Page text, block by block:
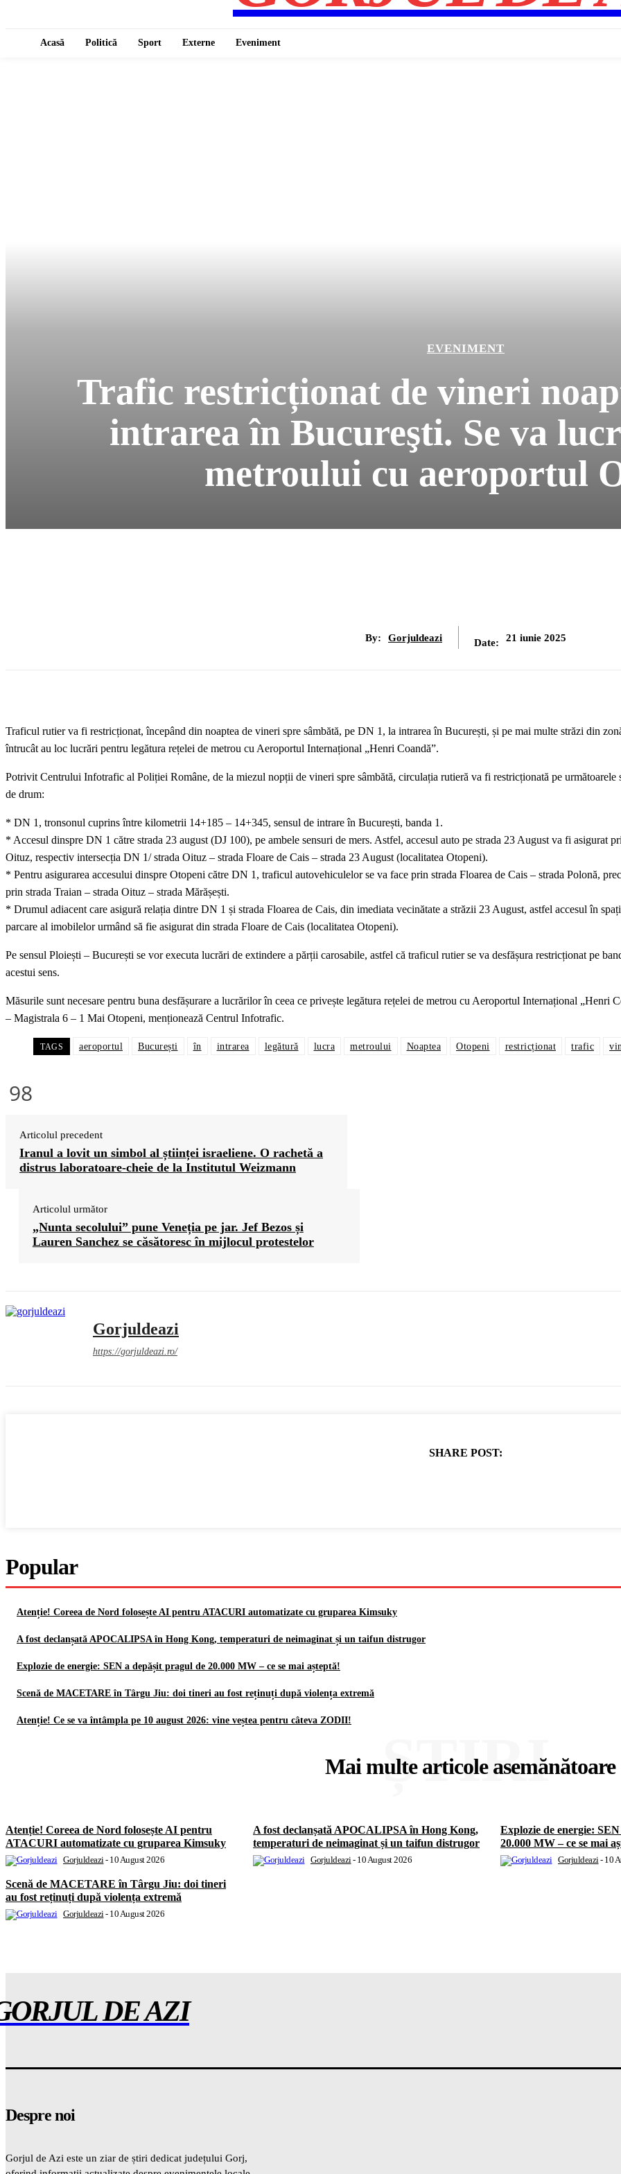
Acasă Politică Sport Externe Eveniment
EVENIMENT
Trafic restricționat de vineri
intrarea în Bucureşti. Se va
metroului cu aeroportul
By: Gorjuldeazi Date: 21 iunie 2025
Traficul rutier va fi restricționat, începând din noaptea de vineri spre sâmbătă, pe DN 1, la intrarea în București, și pe mai multe străzi din
întrucât au loc lucrări pentru legătura rețelei de metrou cu Aeroportul Internațional „Henri Coandă”.
Potrivit Centrului Infotrafic al Poliției Române, de la miezul nopții de vineri spre sâmbătă, circulația rutieră va fi restricționată pe următoarele
de drum:
* DN 1, tronsonul cuprins între kilometrii 14+185 – 14+345, sensul de intrare în București, banda 1.
* Accesul dinspre DN 1 către strada 23 august (DJ 100), pe ambele sensuri de mers. Astfel, accesul auto pe strada 23 August va fi asigurat
Oituz, respectiv intersecția DN 1/ strada Oituz – strada Floare de Cais – strada 23 August (localitatea Otopeni).
* Pentru asigurarea accesului dinspre Otopeni către DN 1, traficul autovehiculelor se va face prin strada Floarea de Cais – strada Polonă,
prin strada Traian – strada Oituz – strada Mărășești.
* Drumul adiacent care asigură relația dintre DN 1 și strada Floarea de Cais, din imediata vecinătate a străzii 23 August, astfel accesul în
parcare al imobilelor urmând să fie asigurat din strada Floare de Cais (localitatea Otopeni).
Pe sensul Ploiești – București se vor executa lucrări de extindere a părții carosabile, astfel că traficul rutier se va desfășura restricționat pe
acestui sens.
Măsurile sunt necesare pentru buna desfășurare a lucrărilor în ceea ce privește legătura rețelei de metrou cu Aeroportul Internațional „Henri
– Magistrala 6 – 1 Mai Otopeni, menționează Centrul Infotrafic.
TAGS aeroportul București în intrarea legătură lucra metroului Noaptea Otopeni restricționat trafic
98
Articolul precedent
Iranul a lovit un simbol al științei israeliene. O rachetă a
distrus laboratoare-cheie de la Institutul Weizmann
Articolul următor
„Nunta secolului” pune Veneția pe jar. Jef Bezos și
Lauren Sanchez se căsătoresc în mijlocul protestelor
Gorjuldeazi
https://gorjuldeazi.ro/
SHARE POST:
Popular
Atenție! Coreea de Nord folosește AI pentru ATACURI automatizate cu gruparea Kimsuky
A fost declanșată APOCALIPSA în Hong Kong, temperaturi de neimaginat și un taifun distrugor
Explozie de energie: SEN a depășit pragul de 20.000 MW – ce se mai așteptă!
Scenă de MACETARE în Târgu Jiu: doi tineri au fost reținuți după violența extremă
Atenție! Ce se va întâmpla pe 10 august 2026: vine veștea pentru câteva ZODII!
Mai multe articole asemănătoare
ȘTIRI
Atenție! Coreea de Nord folosește AI pentru
ATACURI automatizate cu gruparea Kimsuky
Gorjuldeazi - 10 August 2026
A fost declanșată APOCALIPSA în Hong Kong,
temperaturi de neimaginat și un taifun distrugor
Gorjuldeazi - 10 August 2026
Explozie de energie:
20.000 MW – ce se mai
Gorjuldeazi - 10
Scenă de MACETARE în Târgu Jiu: doi tineri
au fost reținuți după violența extremă
Gorjuldeazi - 10 August 2026
DE AZI
Despre noi
Gorjul de Azi este un ziar de știri dedicat județului Gorj,